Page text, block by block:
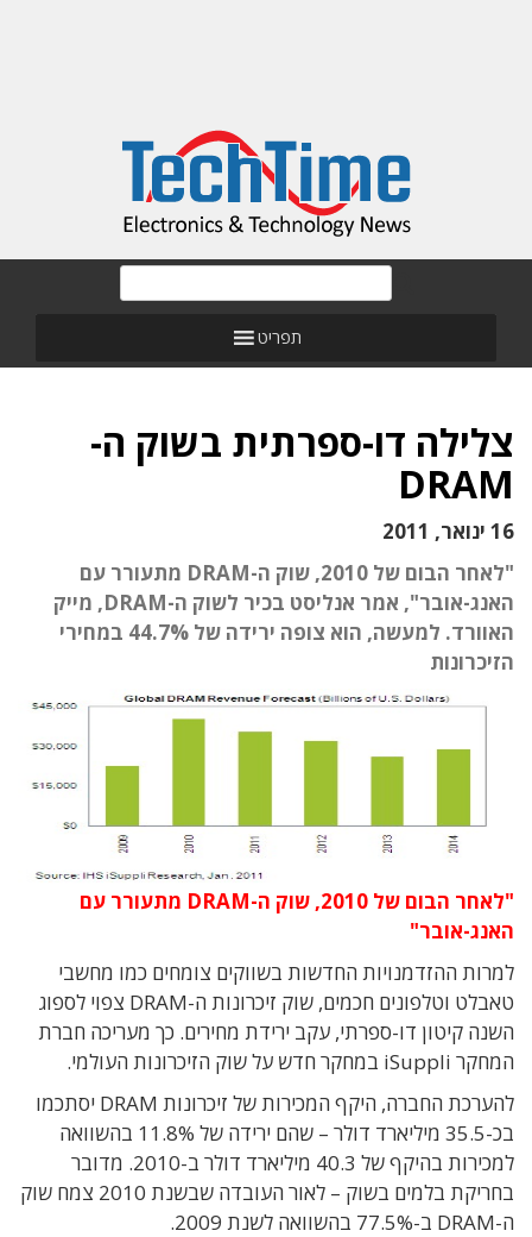
תפריט
צלילה דו-ספרתית בשוק ה-
DRAM
16 ינואר, 2011
"לאחר הבום של 2010, שוק ה-DRAM מתעורר עם
האנג-אובר", אמר אנליסט בכיר לשוק ה-DRAM, מייק
האוורד. למעשה, הוא צופה ירידה של 44.7% במחירי
הזיכרונות
"לאחר הבום של 2010, שוק ה-DRAM מתעורר עם
האנג-אובר"
למרות ההזדמנויות החדשות בשווקים צומחים כמו מחשבי
טאבלט וטלפונים חכמים, שוק זיכרונות ה-DRAM צפוי לספוג
השנה קיטון דו-ספרתי, עקב ירידת מחירים. כך מעריכה חברת
המחקר iSuppli במחקר חדש על שוק הזיכרונות העולמי.
להערכת החברה, היקף המכירות של זיכרונות DRAM יסתכמו
בכ-35.5 מיליארד דולר – שהם ירידה של 11.8% בהשוואה
למכירות בהיקף של 40.3 מיליארד דולר ב-2010. מדובר
בחריקת בלמים בשוק – לאור העובדה שבשנת 2010 צמח שוק
ה-DRAM ב-77.5% בהשוואה לשנת 2009.